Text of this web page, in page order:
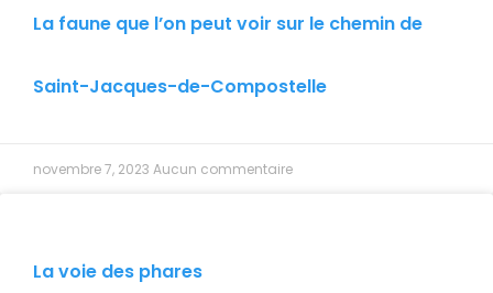
La faune que l’on peut voir sur le chemin de
Saint-Jacques-de-Compostelle
novembre 7, 2023 Aucun commentaire
La voie des phares